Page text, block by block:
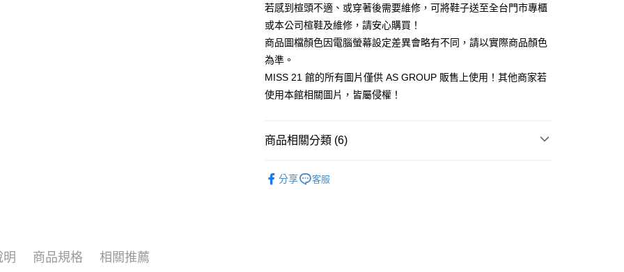
台灣樂天信用卡公司
台新國際商業銀行
中國信託商業銀行
台灣樂天信用卡公司
元大商業銀行
永豐商業銀行
玉山商業銀行
台灣樂天信用卡公司
Google Pay
ATM付款
運送方式
若感到楦頭不適、或穿著後需要維修，可將鞋子送至全台門市專櫃
或本公司楦鞋及維修，請安心購買！
商品圖檔顏色因電腦螢幕設定差異會略有不同，請以實際商品顏色
為準。
MISS 21 館的所有圖片僅供 AS GROUP 販售上使用！其他商家若
使用本館相關圖片，皆屬侵權！
商品相關分類 (6)
分享 客服
明 商品規格 相關推薦